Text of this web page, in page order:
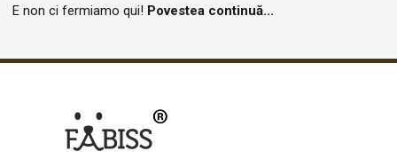
E non ci fermiamo qui! Povestea continuă...